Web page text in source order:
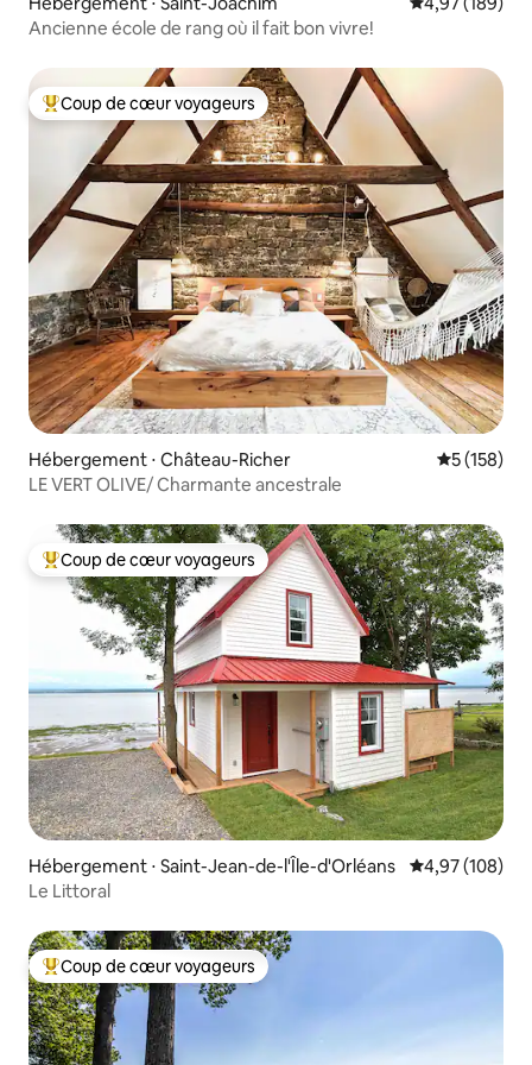
Ancienne école de rang où il fait bon vivre!
Coups de cœur voyageurs les plus appréciés
Coup de cœur voyageurs
Hébergement ⋅ Château-Richer Évaluation
5 (158)
LE VERT OLIVE/ Charmante ancestrale
Coups de cœur voyageurs les plus appréciés
Coup de cœur voyageurs
Hébergement ⋅ Saint-Jean-de-l'Île-d'Orléans Évaluation
4,97 (108)
Le Littoral
Coups de cœur voyageurs les plus appréciés
Coup de cœur voyageurs